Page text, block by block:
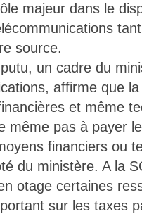
majeur dans le
source.
un cadre du
affirme que la
et même
même pas à payer
financiers ou
du ministère. A la
otage certaines
sur les taxes